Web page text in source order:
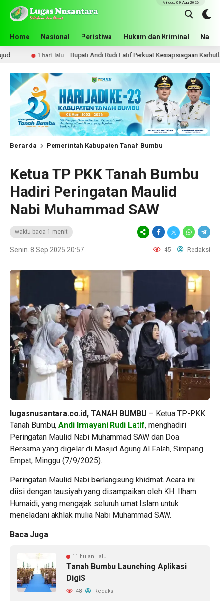
Home Nasional Peristiwa Hukum dan Kriminal
Minggu, 09 Agu 2026
lalu Bupati Andi Rudi Latif Perkuat Kesiapsiagaan Karhutla, Pemkab
Beranda Pemerintah Kabupaten Tanah Bumbu
Ketua TP PKK Tanah Bumbu
Hadiri Peringatan Maulid
Nabi Muhammad SAW
waktu baca 1 menit
Senin, 8 Sep 2025 20:57 45 Redaksi
lugasnusantara.co.id, TANAH BUMBU – Ketua TP-PKK
Tanah Bumbu, Andi Irmayani Rudi Latif, menghadiri
Peringatan Maulid Nabi Muhammad SAW dan Doa
Bersama yang digelar di Masjid Agung Al Falah, Simpang
Empat, Minggu (7/9/2025).
Peringatan Maulid Nabi berlangsung khidmat. Acara ini
diisi dengan tausiyah yang disampaikan oleh KH. Ilham
Humaidi, yang mengajak seluruh umat Islam untuk
meneladani akhlak mulia Nabi Muhammad SAW.
Baca Juga
11 bulan lalu
Tanah Bumbu Launching Aplikasi
DigiS
48 Redaksi